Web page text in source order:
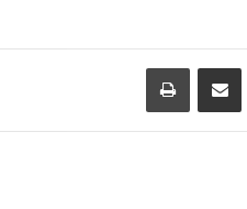
مشاركة عبر البريد طباعة